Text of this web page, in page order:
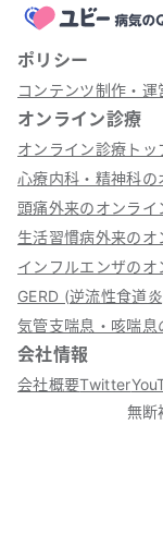
ポリシー
コンテンツ制作・運
オンライン診療
オンライン診療トッ
心療内科・精神科の
頭痛外来のオンライ
生活習慣病外来のオ
インフルエンザのオ
GERD (逆流性食道
気管支喘息・咳喘
会社情報
会社概要Twitter
無断